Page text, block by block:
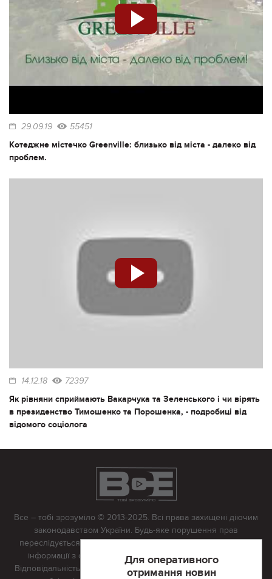
29.09.19 55451
Котеджне містечко Greenville: близько від міста - далеко від
проблем.
14.12.18 72397
Як рівняни сприймають Вакарчука та Зеленського і чи вірять
в президенство Тимошенко та Порошенка, - подробиці від
відомого соціолога
Для оперативного
отримання новин
Все – тобі зрозуміло © 2013-2025. Всі права захищені діючим
законодавством України. Будь-яке порушення прав
переслідується в судовому порядку. Будь-яке відтворення
інформації з сайту тільки з письмово дозволу редакції.
Відповідальність за достовірність усіх матеріалів, розміщених